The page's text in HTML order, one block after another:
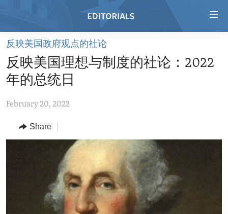
Skip
main
content
to
Navigation
Skip
HOME
VIDEO
REGIONS
AFRICA
MIDDLE EAST
TOPICS
HUMAN RIGHTS
SECURITY AND DEFENSE
AID AND DEVELOPMENT
DEMOCRACY AND GOVERNANCE
反映美国政府观点的社论
反映美国理想与制度的社论：2022
年的总统日
February 20, 2022
Share